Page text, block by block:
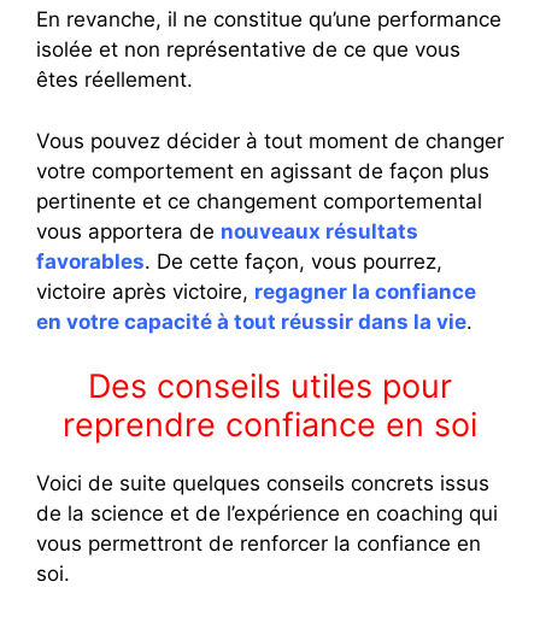
En revanche, il ne constitue qu’une performance
isolée et non représentative de ce que vous
êtes réellement.
Vous pouvez décider à tout moment de changer
votre comportement en agissant de façon plus
pertinente et ce changement comportemental
vous apportera de nouveaux résultats
favorables. De cette façon, vous pourrez,
victoire après victoire, regagner la confiance
en votre capacité à tout réussir dans la vie.
Des conseils utiles pour
reprendre confiance en soi
Voici de suite quelques conseils concrets issus
de la science et de l’expérience en coaching qui
vous permettront de renforcer la confiance en
soi.